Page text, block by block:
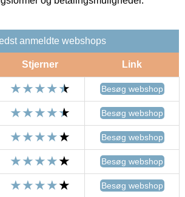
anmeldte webshops
Stjerner Link
Besøg webshop
Besøg webshop
Besøg webshop
Besøg webshop
Besøg webshop